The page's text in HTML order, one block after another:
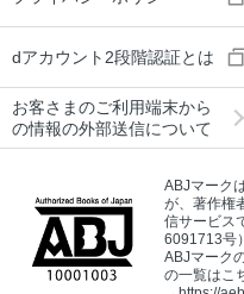
dアカウント2段階認証とは
お客さまのご利用端末から
の情報の外部送信について
ABJマーク
が、著作権
信サービス
6091713号
ABJマーク
の一覧はこ